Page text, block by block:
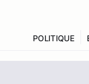
POLITIQUE